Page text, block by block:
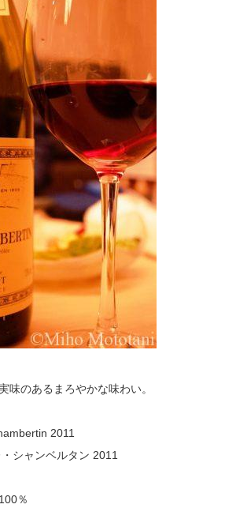
味のあるまろやかな味わい。
2011
シャンベルタン 2011
％